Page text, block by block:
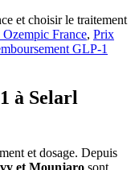
et choisir le traitement
France, Prix
GLP-1
à Selarl
et dosage. Depuis